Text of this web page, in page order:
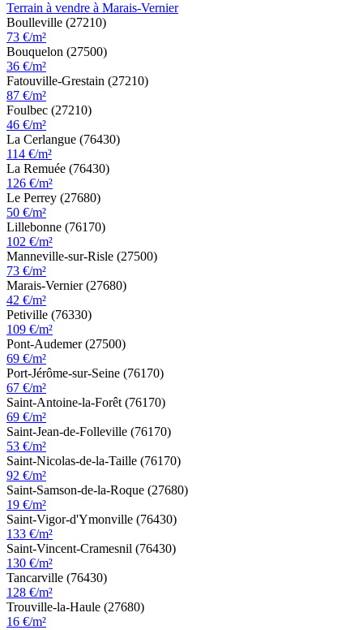
Terrain à vendre à Marais-Vernier
Boulleville (27210)
73 €/m²
Bouquelon (27500)
36 €/m²
Fatouville-Grestain (27210)
87 €/m²
Foulbec (27210)
46 €/m²
La Cerlangue (76430)
114 €/m²
La Remuée (76430)
126 €/m²
Le Perrey (27680)
50 €/m²
Lillebonne (76170)
102 €/m²
Manneville-sur-Risle (27500)
73 €/m²
Marais-Vernier (27680)
42 €/m²
Petiville (76330)
109 €/m²
Pont-Audemer (27500)
69 €/m²
Port-Jérôme-sur-Seine (76170)
67 €/m²
Saint-Antoine-la-Forêt (76170)
69 €/m²
Saint-Jean-de-Folleville (76170)
53 €/m²
Saint-Nicolas-de-la-Taille (76170)
92 €/m²
Saint-Samson-de-la-Roque (27680)
19 €/m²
Saint-Vigor-d'Ymonville (76430)
133 €/m²
Saint-Vincent-Cramesnil (76430)
130 €/m²
Tancarville (76430)
128 €/m²
Trouville-la-Haule (27680)
16 €/m²